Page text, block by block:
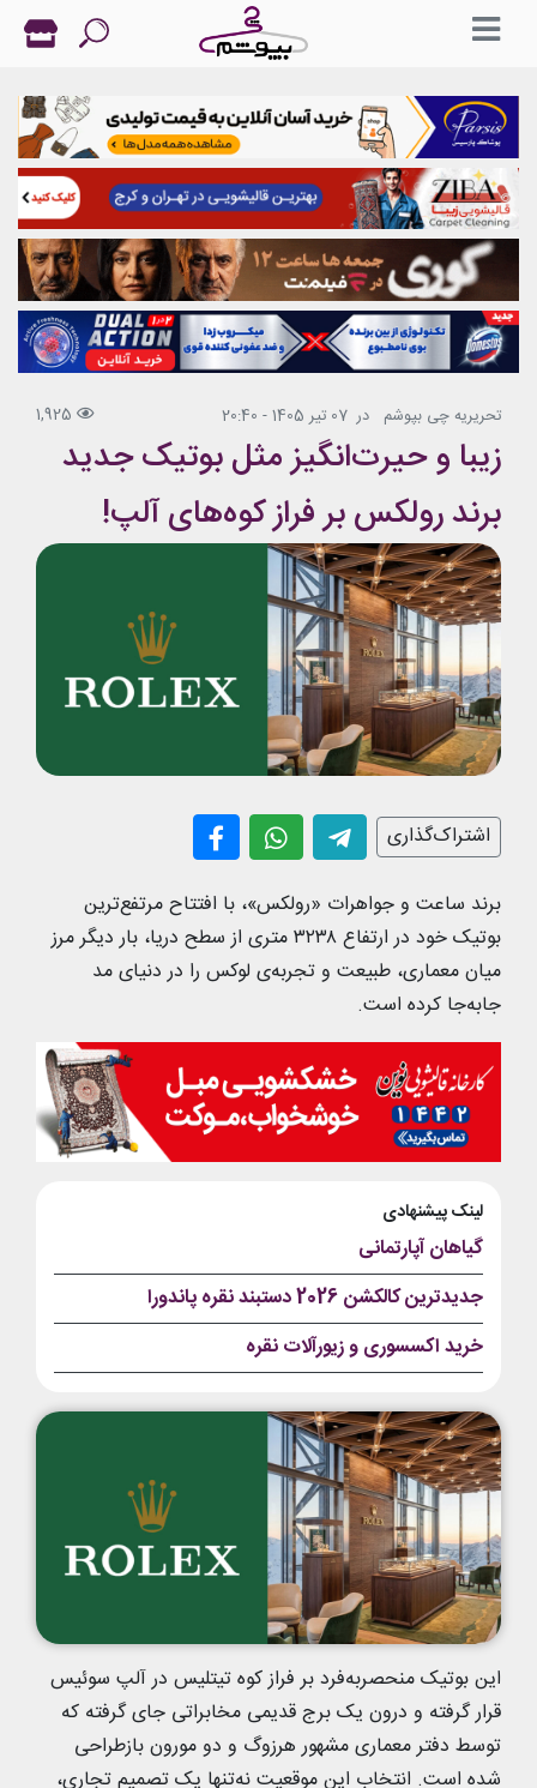
تحریریه چی بپوشم در 07 تیر 1405 - 20:40 1,925
زیبا و حیرت‌انگیز مثل بوتیک جدید
برند رولکس بر فراز کوه‌های آلپ!
اشتراک‌گذاری
برند ساعت و جواهرات «رولکس»، با افتتاح مرتفع‌ترین
بوتیک خود در ارتفاع ۳۲۳۸ متری از سطح دریا، بار دیگر مرز
میان معماری، طبیعت و تجربه‌ی لوکس را در دنیای مد
جابه‌جا کرده است.
لینک پیشنهادی
گیاهان آپارتمانی
جدیدترین کالکشن 2026 دستبند نقره پاندورا
خرید اکسسوری و زیورآلات نقره
این بوتیک منحصربه‌فرد بر فراز کوه تیتلیس در آلپ سوئیس
قرار گرفته و درون یک برج قدیمی مخابراتی جای گرفته که
توسط دفتر معماری مشهور هرزوگ و دو مورون بازطراحی
شده است. انتخاب این موقعیت نه‌تنها یک تصمیم تجاری،